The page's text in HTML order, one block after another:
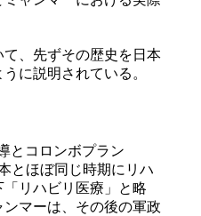
、先ずその歴史を日本
に説明されている。
とコロンボプラン
とほぼ同じ時期にリハ
リハビリ医療」と略
マーは、その後の軍政